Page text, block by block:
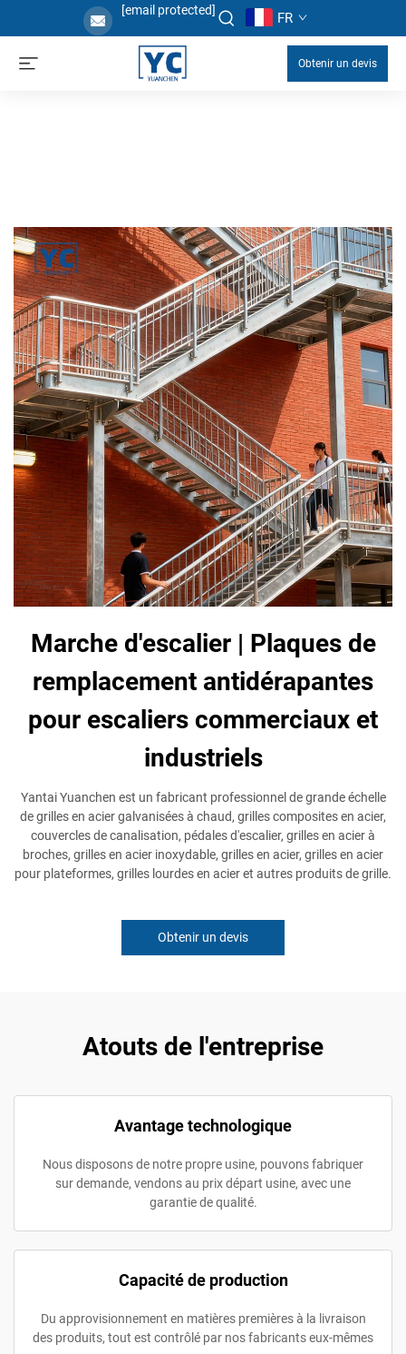
[email protected] FR
Obtenir un devis
Marche d'escalier | Plaques de
remplacement antidérapantes
pour escaliers commerciaux et
industriels
Yantai Yuanchen est un fabricant professionnel de grande échelle
de grilles en acier galvanisées à chaud, grilles composites en acier,
couvercles de canalisation, pédales d'escalier, grilles en acier à
broches, grilles en acier inoxydable, grilles en acier, grilles en acier
pour plateformes, grilles lourdes en acier et autres produits de grille.
Obtenir un devis
Atouts de l'entreprise
Avantage technologique
Nous disposons de notre propre usine, pouvons fabriquer
sur demande, vendons au prix départ usine, avec une
garantie de qualité.
Capacité de production
Du approvisionnement en matières premières à la livraison
des produits, tout est contrôlé par nos fabricants eux-mêmes